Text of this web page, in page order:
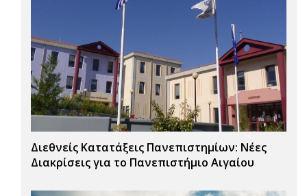
Διεθνείς Κατατάξεις Πανεπιστημίων: Νέες
Διακρίσεις για το Πανεπιστήμιο Αιγαίου